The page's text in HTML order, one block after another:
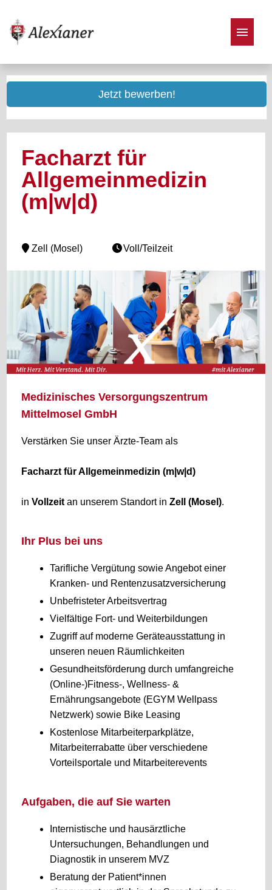
Stellenangebote
Jetzt bewerben!
Facharzt für
Allgemeinmedizin
(m|w|d)
Zell (Mosel) Voll/Teilzeit
Medizinisches Versorgungszentrum
Mittelmosel GmbH
Verstärken Sie unser Ärzte-Team als
Facharzt für Allgemeinmedizin (m|w|d)
in Vollzeit an unserem Standort in Zell (Mosel).
Ihr Plus bei uns
Tarifliche Vergütung sowie Angebot einer
Kranken- und Rentenzusatzversicherung
Unbefristeter Arbeitsvertrag
Vielfältige Fort- und Weiterbildungen
Zugriff auf moderne Geräteausstattung in
unseren neuen Räumlichkeiten
Gesundheitsförderung durch umfangreiche
(Online-)Fitness-, Wellness- &
Ernährungsangebote (EGYM Wellpass
Netzwerk) sowie Bike Leasing
Kostenlose Mitarbeiterparkplätze,
Mitarbeiterrabatte über verschiedene
Vorteilsportale und Mitarbeiterevents
Aufgaben, die auf Sie warten
Internistische und hausärztliche
Untersuchungen, Behandlungen und
Diagnostik in unserem MVZ
Beratung der Patient*innen